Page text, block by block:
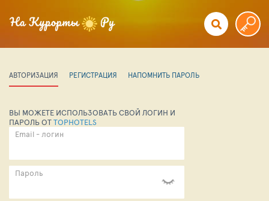
АВТОРИЗАЦИЯ РЕГИСТРАЦИЯ НАПОМНИТЬ ПАРОЛЬ
ВЫ МОЖЕТЕ ИСПОЛЬЗОВАТЬ СВОЙ ЛОГИН И
ПАРОЛЬ ОТTOPHOTELS
Email - логин
Пароль